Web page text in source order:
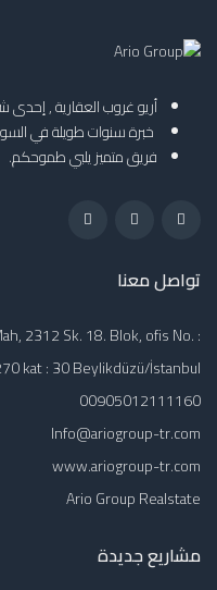
أريو غروب العقارية , إحدى
خبرة سنوات طويلة في
فريق متميز يلبي طموحكم.
تواصل معنا
2312 Sk. 18. Blok, ofis No. :
kat : 30 Beylikdüzü/İstanbul
00905012111160
Info@ariogroup-tr.com
www.ariogroup-tr.com
Ario Group Realstate
مشاريع جديدة